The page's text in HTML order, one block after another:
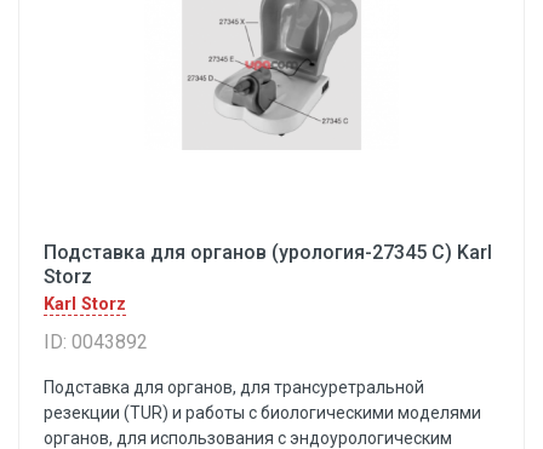
Подставка для органов (урология-27345 С) Karl
Storz
Karl Storz
ID: 0043892
Подставка для органов, для трансуретральной
резекции (TUR) и работы с биологическими моделями
органов, для использования с эндоурологическим